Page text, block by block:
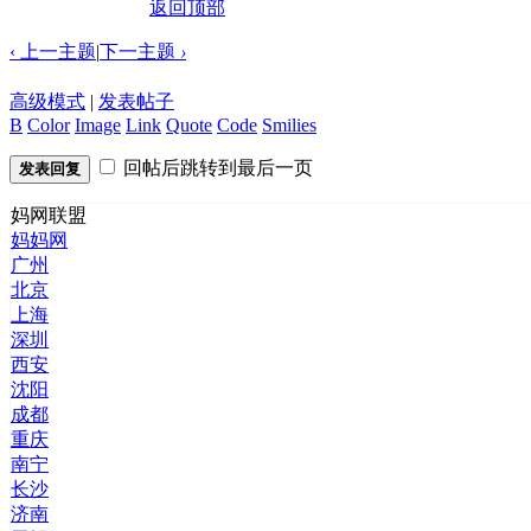
返回顶部
‹ 上一主题|下一主题 ›
高级模式 | 发表帖子
B Color Image Link Quote Code Smilies
发表回复 回帖后跳转到最后一页
妈网联盟
妈妈网
广州
北京
上海
深圳
西安
沈阳
成都
重庆
南宁
长沙
济南